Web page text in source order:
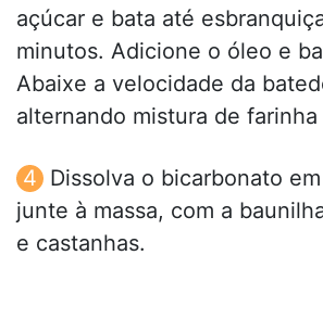
açúcar e bata até
minutos. Adicione o óleo e
Abaixe a velocidade da
alternando mistura de
Dissolva o bicarbonato
junte à massa, com a
e castanhas.